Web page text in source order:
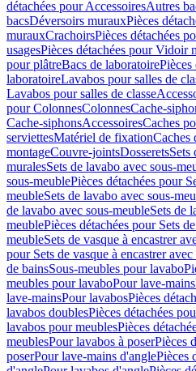
détachées pour AccessoiresAutres
bacsDéversoirs murauxPièces
murauxCrachoirsPièces détachées
usagesPièces détachées pour Vidoir
pour plâtreBacs de laboratoirePièces
laboratoireLavabos pour salles de
Lavabos pour salles de classe
pour ColonnesColonnesCache-
Cache-siphonsAccessoiresCaches
serviettesMatériel de fixationCaches
montageCouvre-jointsDosseretsSets
muralesSets de lavabo avec sous-
sous-meublePièces détachées pour
meubleSets de lavabo avec sous-
de lavabo avec sous-meubleSets de
meublePièces détachées pour Sets
meubleSets de vasque à encastrer
pour Sets de vasque à encastrer
de bainsSous-meubles pour lavabo
meubles pour lavaboPour lave-mains
lave-mainsPour lavabosPièces
lavabos doublesPièces détachées
lavabos pour meublesPièces
meublesPour lavabos à poserPièces
poserPour lave-mains d'anglePièces